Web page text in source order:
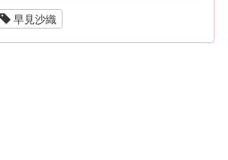
早見沙織